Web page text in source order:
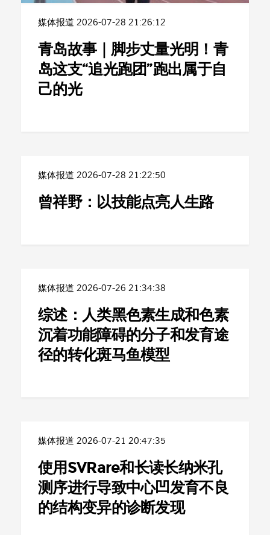
媒体报道 2026-07-28 21:26:12
青岛故事｜脚步丈量光明！青
岛这支“追光跑团”跑出属于自
己的光
媒体报道 2026-07-28 21:22:50
曾祥野：以技能点亮人生路
媒体报道 2026-07-26 21:34:38
综述：人类黑色素生成和色素
沉着功能障碍的分子和发育途
径的转化斑马鱼模型
媒体报道 2026-07-21 20:47:35
使用SVRare和长读长纳米孔
测序进行导致中心凹发育不良
的结构变异的诊断发现